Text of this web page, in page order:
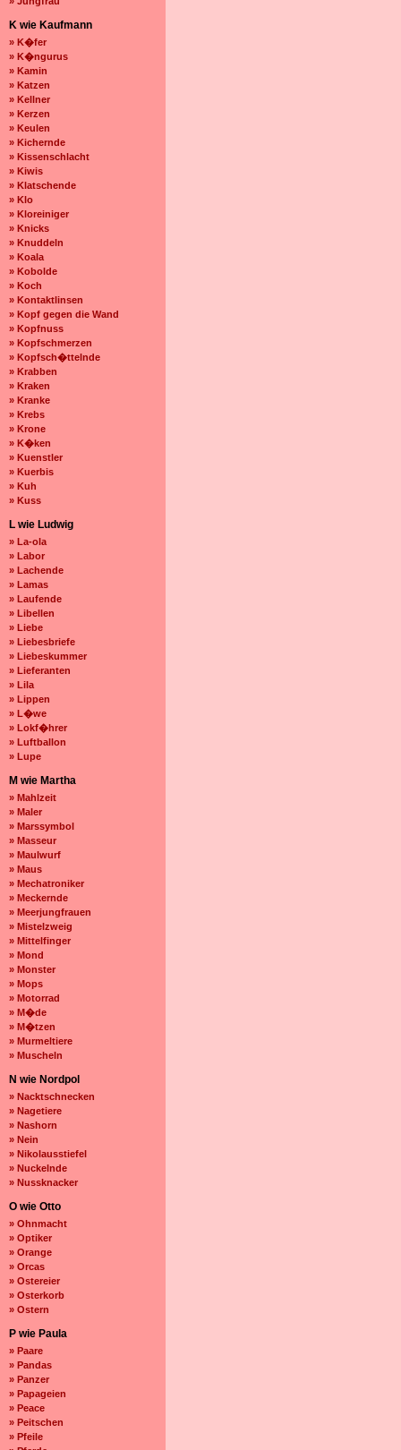
K wie Kaufmann
» K�fer
» K�ngurus
» Kamin
» Katzen
» Kellner
» Kerzen
» Keulen
» Kichernde
» Kissenschlacht
» Kiwis
» Klatschende
» Klo
» Kloreiniger
» Knicks
» Knuddeln
» Koala
» Kobolde
» Koch
» Kontaktlinsen
» Kopf gegen die Wand
» Kopfnuss
» Kopfschmerzen
» Kopfsch�ttelnde
» Krabben
» Kraken
» Kranke
» Krebs
» Krone
» K�ken
» Kuenstler
» Kuerbis
» Kuh
» Kuss
L wie Ludwig
» La-ola
» Labor
» Lachende
» Lamas
» Laufende
» Libellen
» Liebe
» Liebesbriefe
» Liebeskummer
» Lieferanten
» Lila
» Lippen
» L�we
» Lokf�hrer
» Luftballon
» Lupe
M wie Martha
» Mahlzeit
» Maler
» Marssymbol
» Masseur
» Maulwurf
» Maus
» Mechatroniker
» Meckernde
» Meerjungfrauen
» Mistelzweig
» Mittelfinger
» Mond
» Monster
» Mops
» Motorrad
» M�de
» M�tzen
» Murmeltiere
» Muscheln
N wie Nordpol
» Nacktschnecken
» Nagetiere
» Nashorn
» Nein
» Nikolausstiefel
» Nuckelnde
» Nussknacker
O wie Otto
» Ohnmacht
» Optiker
» Orange
» Orcas
» Ostereier
» Osterkorb
» Ostern
P wie Paula
» Paare
» Pandas
» Panzer
» Papageien
» Peace
» Peitschen
» Pfeile